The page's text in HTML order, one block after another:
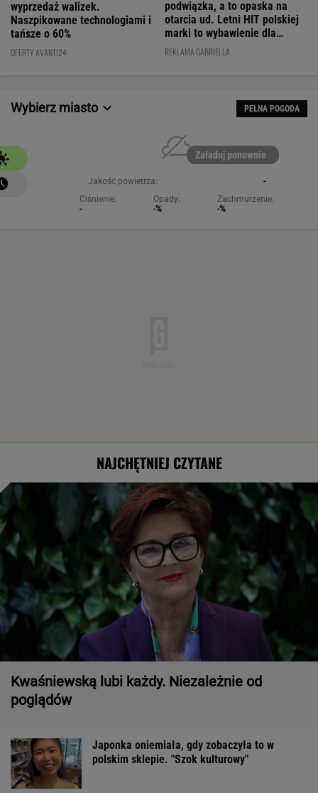
wyprzedaż walizek.
Naszpikowane technologiami i
tańsze o 60%
OFERTY AVANTI24
podwiązka, a to opaska na
otarcia ud. Letni HIT polskiej
marki to wybawienie dla
kobiet!
REKLAMA GABRIELLA
Wybierz miasto PEŁNA POGODA
Załaduj ponownie
Jakość powietrza:
-
Ciśnienie:
-
Opady:
-%
Zachmurzenie:
-%
NAJCHĘTNIEJ CZYTANE
Kwaśniewską lubi każdy. Niezależnie od
poglądów
Japonka oniemiała, gdy zobaczyła to w
polskim sklepie. "Szok kulturowy"